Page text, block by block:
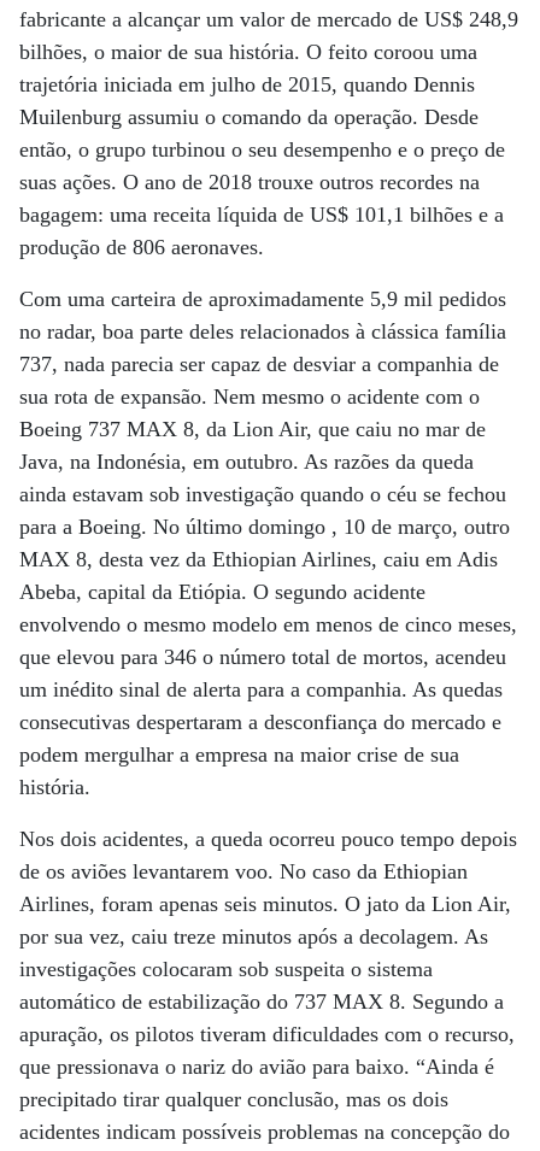
fabricante a alcançar um valor de mercado de US$ 248,9
bilhões, o maior de sua história. O feito coroou uma
trajetória iniciada em julho de 2015, quando Dennis
Muilenburg assumiu o comando da operação. Desde
então, o grupo turbinou o seu desempenho e o preço de
suas ações. O ano de 2018 trouxe outros recordes na
bagagem: uma receita líquida de US$ 101,1 bilhões e a
produção de 806 aeronaves.
Com uma carteira de aproximadamente 5,9 mil pedidos
no radar, boa parte deles relacionados à clássica família
737, nada parecia ser capaz de desviar a companhia de
sua rota de expansão. Nem mesmo o acidente com o
Boeing 737 MAX 8, da Lion Air, que caiu no mar de
Java, na Indonésia, em outubro. As razões da queda
ainda estavam sob investigação quando o céu se fechou
para a Boeing. No último domingo , 10 de março, outro
MAX 8, desta vez da Ethiopian Airlines, caiu em Adis
Abeba, capital da Etiópia. O segundo acidente
envolvendo o mesmo modelo em menos de cinco meses,
que elevou para 346 o número total de mortos, acendeu
um inédito sinal de alerta para a companhia. As quedas
consecutivas despertaram a desconfiança do mercado e
podem mergulhar a empresa na maior crise de sua
história.
Nos dois acidentes, a queda ocorreu pouco tempo depois
de os aviões levantarem voo. No caso da Ethiopian
Airlines, foram apenas seis minutos. O jato da Lion Air,
por sua vez, caiu treze minutos após a decolagem. As
investigações colocaram sob suspeita o sistema
automático de estabilização do 737 MAX 8. Segundo a
apuração, os pilotos tiveram dificuldades com o recurso,
que pressionava o nariz do avião para baixo. “Ainda é
precipitado tirar qualquer conclusão, mas os dois
acidentes indicam possíveis problemas na concepção do